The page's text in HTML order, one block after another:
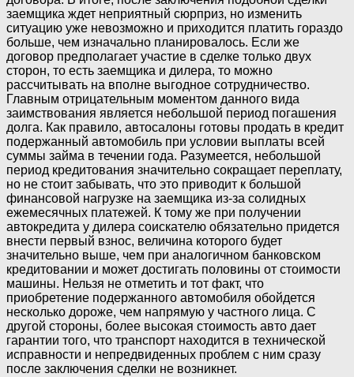
заемщика ждет неприятный сюрприз, но изменить
ситуацию уже невозможно и приходится платить гораздо
больше, чем изначально планировалось. Если же
договор предполагает участие в сделке только двух
сторон, то есть заемщика и дилера, то можно
рассчитывать на вполне выгодное сотрудничество.
Главным отрицательным моментом данного вида
заимствования является небольшой период погашения
долга. Как правило, автосалоны готовы продать в кредит
подержанный автомобиль при условии выплаты всей
суммы займа в течении года. Разумеется, небольшой
период кредитования значительно сокращает переплату,
но не стоит забывать, что это приводит к большой
финансовой нагрузке на заемщика из-за солидных
ежемесячных платежей. К тому же при получении
автокредита у дилера соискателю обязательно придется
внести первый взнос, величина которого будет
значительно выше, чем при аналогичном банковском
кредитовании и может достигать половины от стоимости
машины. Нельзя не отметить и тот факт, что
приобретение подержанного автомобиля обойдется
несколько дороже, чем напрямую у частного лица. С
другой стороны, более высокая стоимость авто дает
гарантии того, что транспорт находится в технической
исправности и непредвиденных проблем с ним сразу
после заключения сделки не возникнет.